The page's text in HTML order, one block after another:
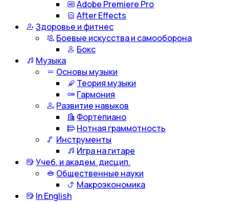
Adobe Premiere Pro
After Effects
Здоровье и фитнес
Боевые искусства и самооборона
Бокс
Музыка
Основы музыки
Теория музыки
Гармония
Развитие навыков
Фортепиано
Нотная граммотность
Инструменты
Игра на гитаре
Учеб. и академ. дисцип.
Общественные науки
Макроэкономика
In English